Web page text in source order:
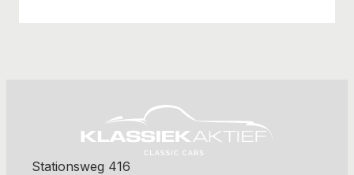
Stationsweg 416